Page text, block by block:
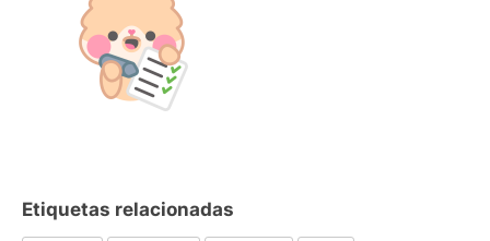
Etiquetas relacionadas